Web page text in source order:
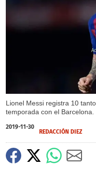
Lionel Messi registra 10
temporada con el Barcelona.
2019-11-30
REDACCIÓN DIEZ